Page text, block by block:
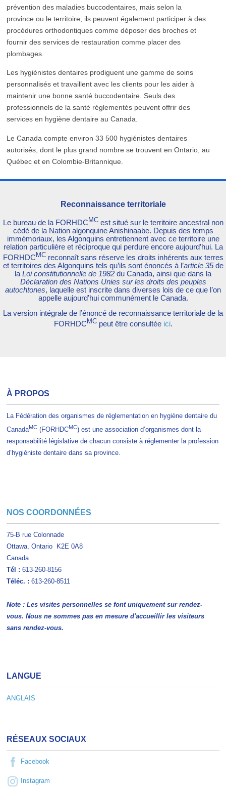
prévention des maladies buccodentaires, mais selon la
province ou le territoire, ils peuvent également participer à des
procédures orthodontiques comme déposer des broches et
fournir des services de restauration comme placer des
plombages.
Les hygiénistes dentaires prodiguent une gamme de soins
personnalisés et travaillent avec les clients pour les aider à
maintenir une bonne santé buccodentaire. Seuls des
professionnels de la santé réglementés peuvent offrir des
services en hygiène dentaire au Canada.
Le Canada compte environ 33 500 hygiénistes dentaires
autorisés, dont le plus grand nombre se trouvent en Ontario, au
Québec et en Colombie-Britannique.
Reconnaissance territoriale
Le bureau de la FORHDCMCest situé sur le territoire ancestral non
cédé de la Nation algonquine Anishinaabe. Depuis des temps
immémoriaux, les Algonquins entretiennent avec ce territoire une
relation particulière et réciproque qui perdure encore aujourd’hui. La
FORHDC MCreconnaît sans réserve les droits inhérents aux terres
et territoires des Algonquins tels qu’ils sont énoncés à l’article 35de
la Loi constitutionnelle de 1982 du Canada, ainsi que dans la
Déclaration des Nations Unies sur les droits des peuples
autochtones, laquelle est inscrite dans diverses lois de ce que l’on
appelle aujourd’hui communément le Canada.
La version intégrale de l’énoncé de reconnaissance territoriale de la
FORHDC MCpeut être consultée ici.
À PROPOS
La Fédération des organismes de réglementation en hygiène dentaire du
CanadaMC (FORHDCMC) est une association d’organismes dont la
responsabilité législative de chacun consiste à réglementer la profession
d’hygiéniste dentaire dans sa province.
NOS COORDONNÉES
75-B rue Colonnade
Ottawa, Ontario K2E 0A8
Canada
Tél : 613-260-8156
Téléc. : 613-260-8511
Note : Les visites personnelles se font uniquement sur rendez-
vous. Nous ne sommes pas en mesure d'accueillir les visiteurs
sans rendez-vous.
LANGUE
ANGLAIS
RÉSEAUX SOCIAUX
Facebook
Instagram